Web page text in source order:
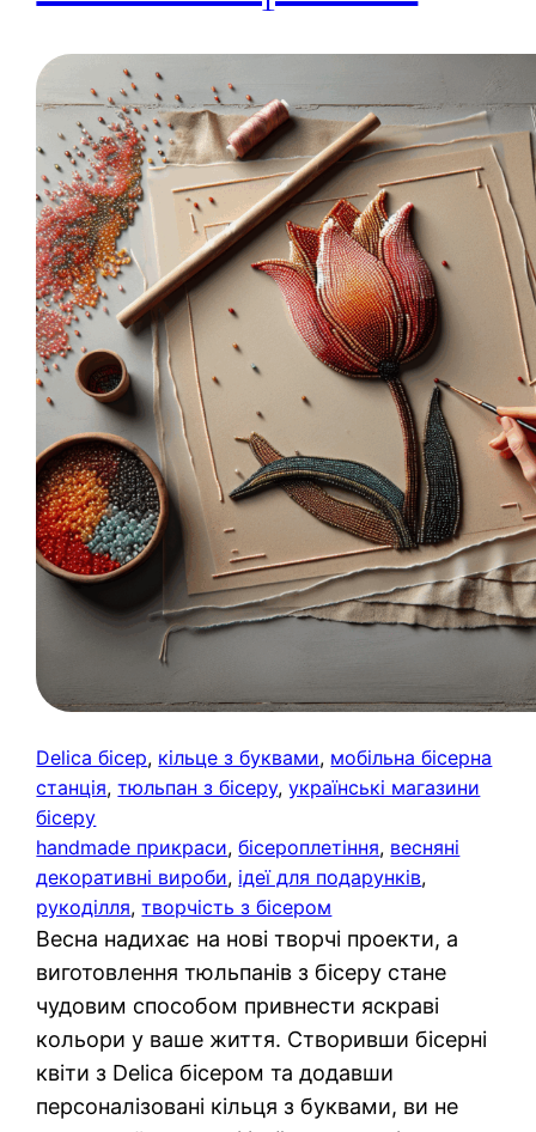
Delica бісер, кільце з буквами, мобільна бісерна
станція, тюльпан з бісеру, українські магазини
бісеру
handmade прикраси, бісероплетіння, весняні
декоративні вироби, ідеї для подарунків
рукоділля, творчість з бісером
Весна надихає на нові творчі проекти, а
виготовлення тюльпанів з бісеру стане
чудовим способом привнести яскраві
кольори у ваше життя. Створивши бісерні
квіти з Delica бісером та додавши
персоналізовані кільця з буквами, ви не